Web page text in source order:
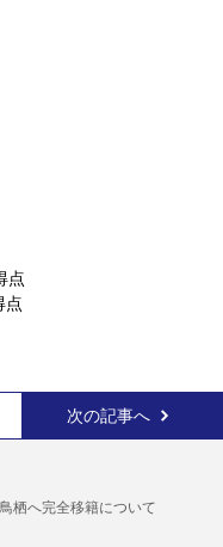
点
点
次の記事へ
栖へ完全移籍について